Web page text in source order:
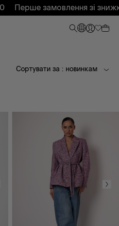
Перше замовлення зі знижкою
Сортувати за : новинкам